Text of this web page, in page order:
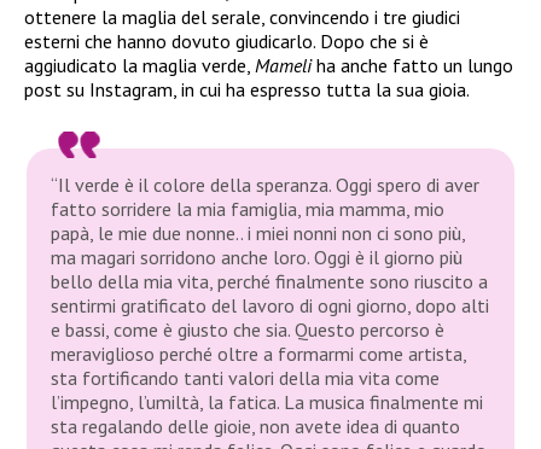
ottenere la maglia del serale, convincendo i tre giudici
esterni che hanno dovuto giudicarlo. Dopo che si è
aggiudicato la maglia verde, Mameliha anche fatto un lungo
post su Instagram, in cui ha espresso tutta la sua gioia.
“Il verde è il colore della speranza. Oggi spero di aver
fatto sorridere la mia famiglia, mia mamma, mio
papà, le mie due nonne.. i miei nonni non ci sono più,
ma magari sorridono anche loro. Oggi è il giorno più
bello della mia vita, perché finalmente sono riuscito a
sentirmi gratificato del lavoro di ogni giorno, dopo alti
e bassi, come è giusto che sia. Questo percorso è
meraviglioso perché oltre a formarmi come artista,
sta fortificando tanti valori della mia vita come
l’impegno, l’umiltà, la fatica. La musica finalmente mi
sta regalando delle gioie, non avete idea di quanto